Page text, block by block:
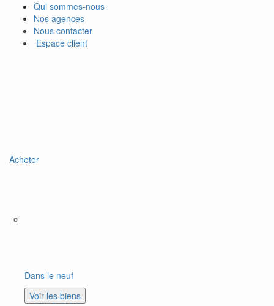
Qui sommes-nous
Nos agences
Nous contacter
Espace client
Acheter
Dans le neuf
Voir les biens